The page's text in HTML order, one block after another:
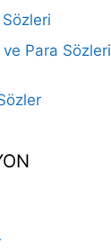
Para Sözleri